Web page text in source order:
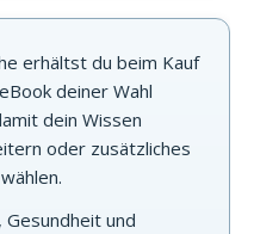
erhältst du beim Kauf
deiner Wahl
dein Wissen
oder zusätzliches
und